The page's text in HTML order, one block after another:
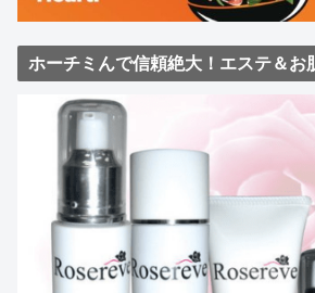
ホーチミんで信頼絶大！エステ＆お